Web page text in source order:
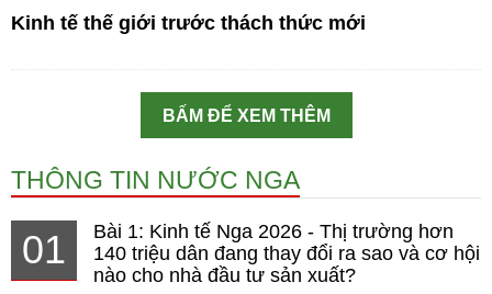
Kinh tế thế giới trước thách thức mới
BẤM ĐỂ XEM THÊM
THÔNG TIN NƯỚC NGA
01
Bài 1: Kinh tế Nga 2026 - Thị trường hơn
140 triệu dân đang thay đổi ra sao và cơ hội
nào cho nhà đầu tư sản xuất?